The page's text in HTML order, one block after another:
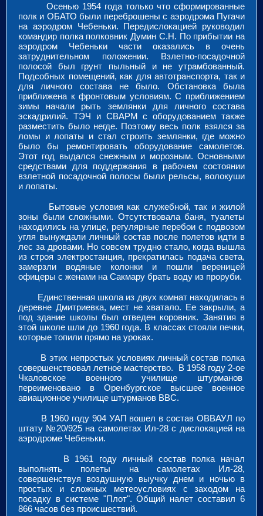
Осенью 1954 года только что сформированные
полк и ОБАТО были переброшены с аэродрома Пугачи
на аэродром Чебеньки. Передислокацией руководил
командир полка полковник Думин С.Н. По прибытии на
аэродром Чебеньки части оказались в очень
затруднительном положении. Взлетно-посадочной
полосой был грунт пыльный и не утрамбованный.
Подсобных помещений, как для автотранспорта, так и
для личного состава не было. Обстановка была
приближена к фронтовым условиям. С приближением
зимы начали рыть землянки для личного состава
эскадрилий. ТЭЧ и СВАРМ с оборудованием также
разместить было негде. Поэтому весь полк взялся за
ломы и лопаты и стал строить землянки, где можно
было бы ремонтировать оборудование самолетов.
Этот год выдался снежным и морозным. Основными
средствами для поддержания в рабочем состоянии
взлетной посадочной полосы были рельсы, волокуши
и лопаты.
Бытовые условия как служебной, так и жилой
зоны были сложными. Отсутствовала баня, туалеты
находились на улице, регулярные перебои с подвозом
угля вынуждали личный состав после полетов идти в
лес за дровами. Но совсем трудно стало, когда вышла
из строя электростанция, прекратилась подача света,
замерзли водяные колонки и пошли вереницей
офицеры с женами на Сакмару брать воду из проруби.
Единственная школа из двух комнат находилась в
деревне Дмитриевка, мест не хватало. Ее закрыли, а
под здание школы был отведен коровник. Занятия в
этой школе шли до 1960 года. В классах стояли печки,
которые топили прямо на уроках.
В этих непростых условиях личный состав полка
совершенствовал летное мастерство. В 1958 году 2-ое
Чкаловское военного училище штурманов
переименовано в Оренбургское высшее военное
авиационное училище штурманов ВВС.
В 1960 году 904 УАП вошел в состав ОВВАУЛ по
штату №20/925 на самолетах Ил-28 с дислокацией на
аэродроме Чебеньки.
В 1961 году личный состав полка начал
выполнять полеты на самолетах Ил-28,
совершенствуя воздушную выучку днем и ночью в
простых и сложных метеоусловиях с заходом на
посадку в системе "Плот". Общий налет составил 6
866 часов без происшествий.